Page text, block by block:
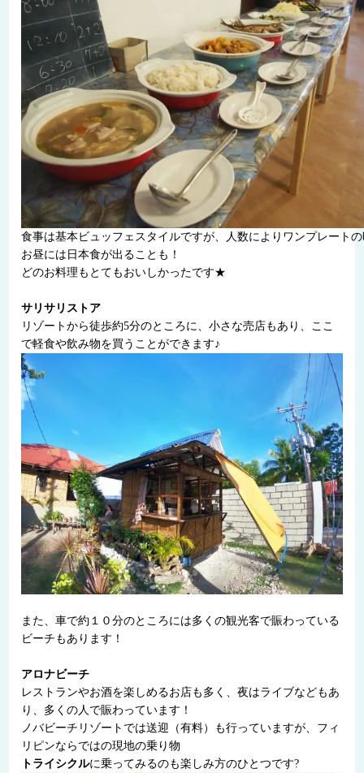
食事は基本ビュッフェスタイルですが、人数によりワンプレート
お昼には日本食が出ることも！
どのお料理もとてもおいしかったです★
サリサリストア
リゾートから徒歩約5分のところに、小さな売店もあり、ここ
で軽食や飲み物を買うことができます♪
また、車で約１０分のところには多くの観光客で賑わっている
ビーチもあります！
アロナビーチ
レストランやお酒を楽しめるお店も多く、夜はライブなどもあ
り、多くの人で賑わっています！
ノバビーチリゾートでは送迎（有料）も行っていますが、フィ
リピンならではの現地の乗り物
トライシクルに乗ってみるのも楽しみ方のひとつです?